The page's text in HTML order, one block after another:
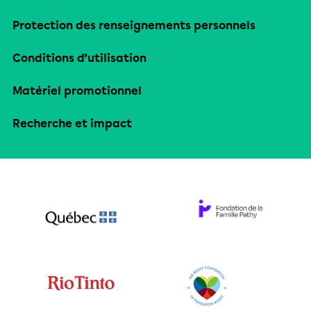
Protection des renseignements personnels
Conditions d’utilisation
Matériel promotionnel
Recherche et impact